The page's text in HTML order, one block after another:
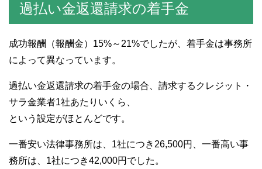
過払い金返還請求の着手金
成功報酬（報酬金）15%～21%でしたが、着手金は事務所
によって異なっています。
過払い金返還請求の着手金の場合、請求するクレジット・
サラ金業者1社あたりいくら、
という設定がほとんどです。
一番安い法律事務所は、1社につき26,500円、一番高い事
務所は、1社につき42,000円でした。